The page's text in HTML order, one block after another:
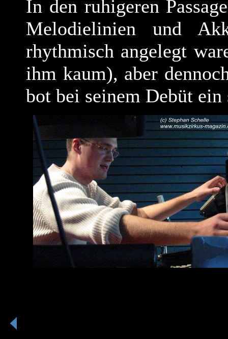
In den ruhigeren
Melodielinien und
rhythmisch angelegt
ihm kaum), aber
bot bei seinem Debüt